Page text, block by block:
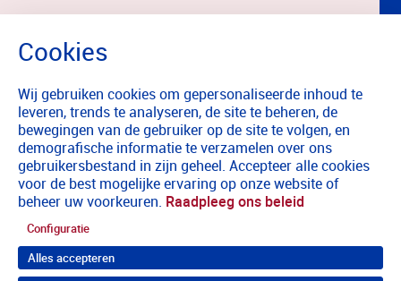
Wij gebruiken cookies om gepersonaliseerde inhoud te
leveren, trends te analyseren, de site te beheren, de
bewegingen van de gebruiker op de site te volgen, en
demografische informatie te verzamelen over ons
gebruikersbestand in zijn geheel. Accepteer alle cookies
voor de best mogelijke ervaring op onze website of
beheer uw voorkeuren. Raadpleeg ons beleid
Configuratie
Alles accepteren